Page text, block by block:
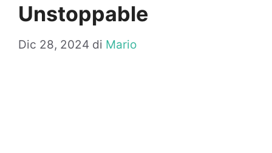
Unstoppable
Dic 28, 2024 di Mario